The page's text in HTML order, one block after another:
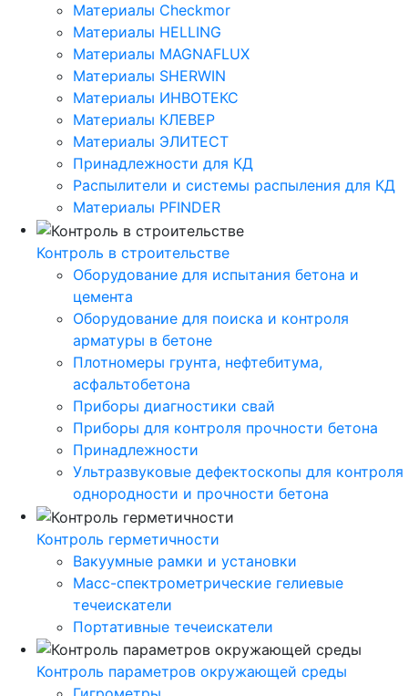
Материалы Checkmor
Материалы HELLING
Материалы MAGNAFLUX
Материалы SHERWIN
Материалы ИНВОТЕКС
Материалы КЛЕВЕР
Материалы ЭЛИТЕСТ
Принадлежности для КД
Распылители и системы распыления для КД
Материалы PFINDER
Контроль в строительстве
Оборудование для испытания бетона и
цемента
Оборудование для поиска и контроля
арматуры в бетоне
Плотномеры грунта, нефтебитума,
асфальтобетона
Приборы диагностики свай
Приборы для контроля прочности бетона
Принадлежности
Ультразвуковые дефектоскопы для контроля
однородности и прочности бетона
Контроль герметичности
Вакуумные рамки и установки
Масс-спектрометрические гелиевые
течеискатели
Портативные течеискатели
Контроль параметров окружающей среды